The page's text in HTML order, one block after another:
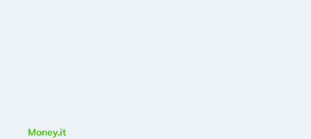
Money.it